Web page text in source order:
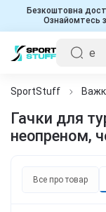
Безкоштовна
Ознайомтесь
SportStuff
Гачки для
неопреном,
Все про товар